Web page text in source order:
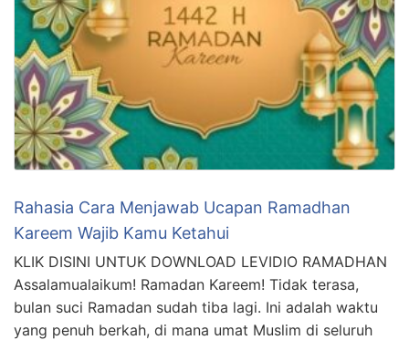
Rahasia Cara Menjawab Ucapan Ramadhan
Kareem Wajib Kamu Ketahui
KLIK DISINI UNTUK DOWNLOAD LEVIDIO RAMADHAN
Assalamualaikum! Ramadan Kareem! Tidak terasa,
bulan suci Ramadan sudah tiba lagi. Ini adalah waktu
yang penuh berkah, di mana umat Muslim di seluruh